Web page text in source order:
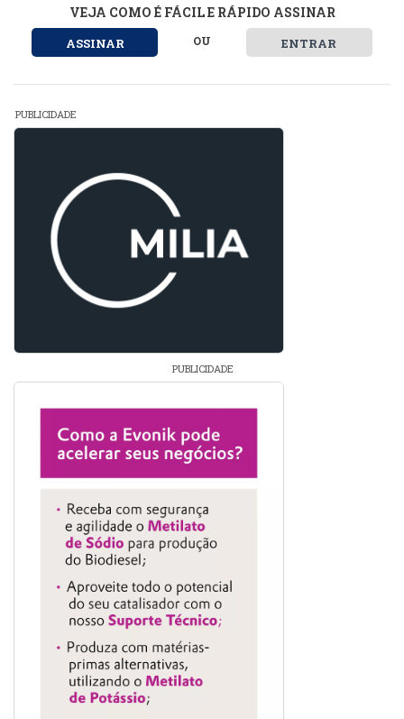
VEJA COMO É FÁCIL E RÁPIDO ASSINAR
ASSINAR OU ENTRAR
PUBLICIDADE
PUBLICIDADE